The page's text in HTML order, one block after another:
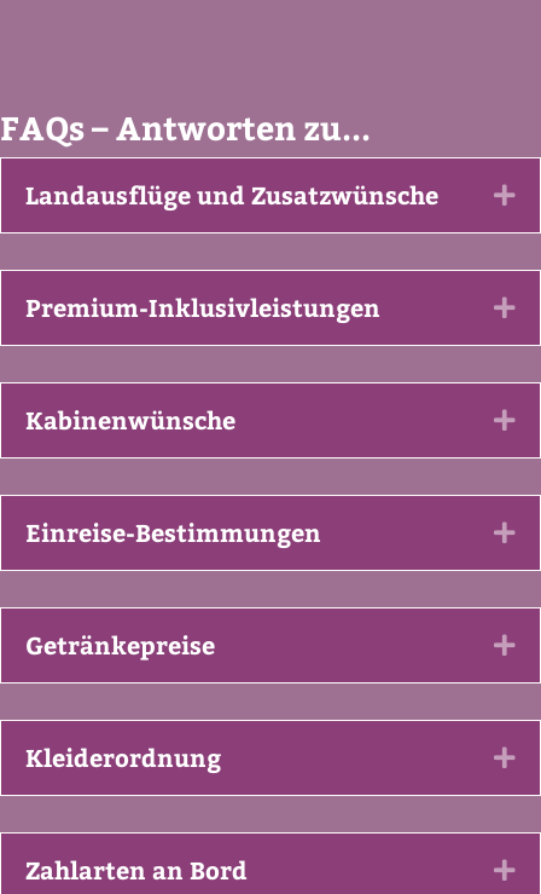
FAQs – Antworten zu...
Landausflüge und Zusatzwünsche
Premium-Inklusivleistungen
Kabinenwünsche
Einreise-Bestimmungen
Getränkepreise
Kleiderordnung
Zahlarten an Bord